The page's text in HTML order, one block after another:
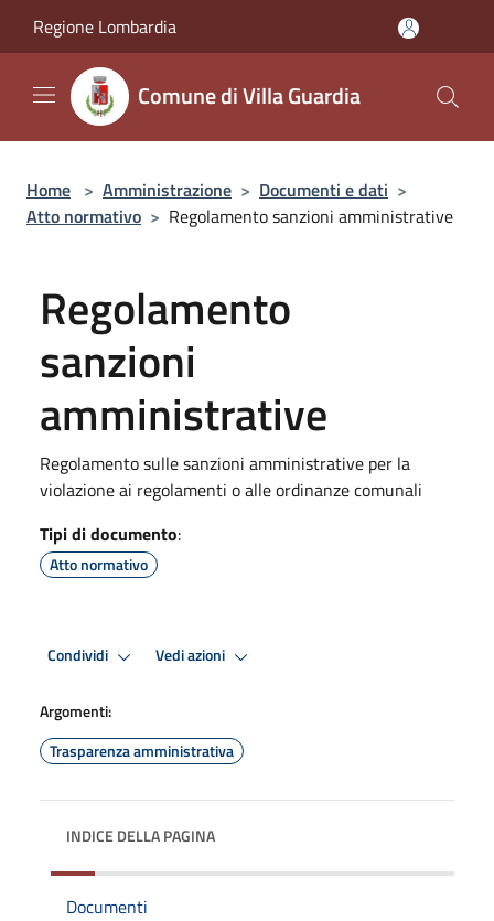
Regione Lombardia
Comune di Villa Guardia
Home > Amministrazione > Documenti e dati >
Atto normativo > Regolamento sanzioni amministrative
Regolamento
sanzioni
amministrative
Regolamento sulle sanzioni amministrative per la
violazione ai regolamenti o alle ordinanze comunali
Tipi di documento:
Atto normativo
Condividi Vedi azioni
Argomenti:
Trasparenza amministrativa
INDICE DELLA PAGINA
Documenti